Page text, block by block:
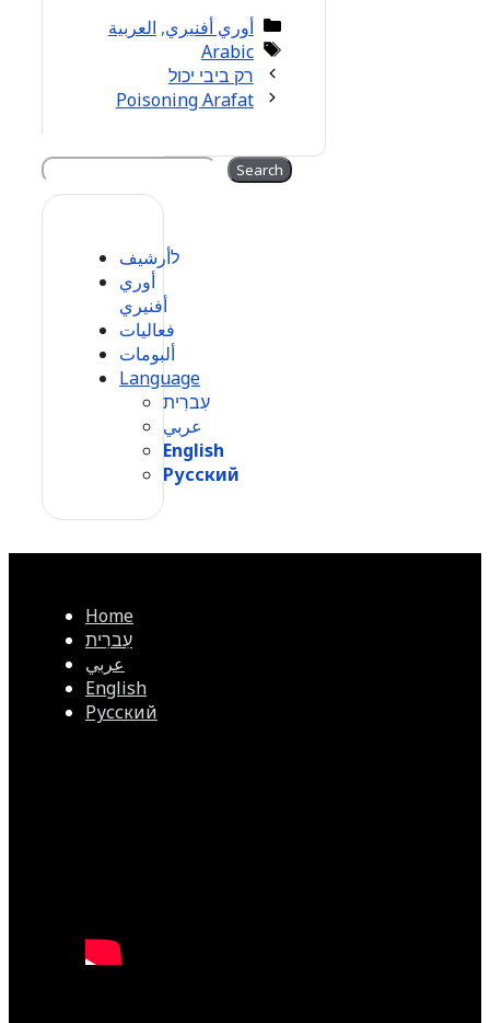
Categories
أوري أفنيري, العربية
Tags
Arabic
רק ביבי יכול
Poisoning Arafat
Search Search
לأرشيف
أوري
أفنيري
فعاليات
ألبومات
Language
עִברִית
عربي
English
Русский
Home
עִברִית
عربي
English
Русский